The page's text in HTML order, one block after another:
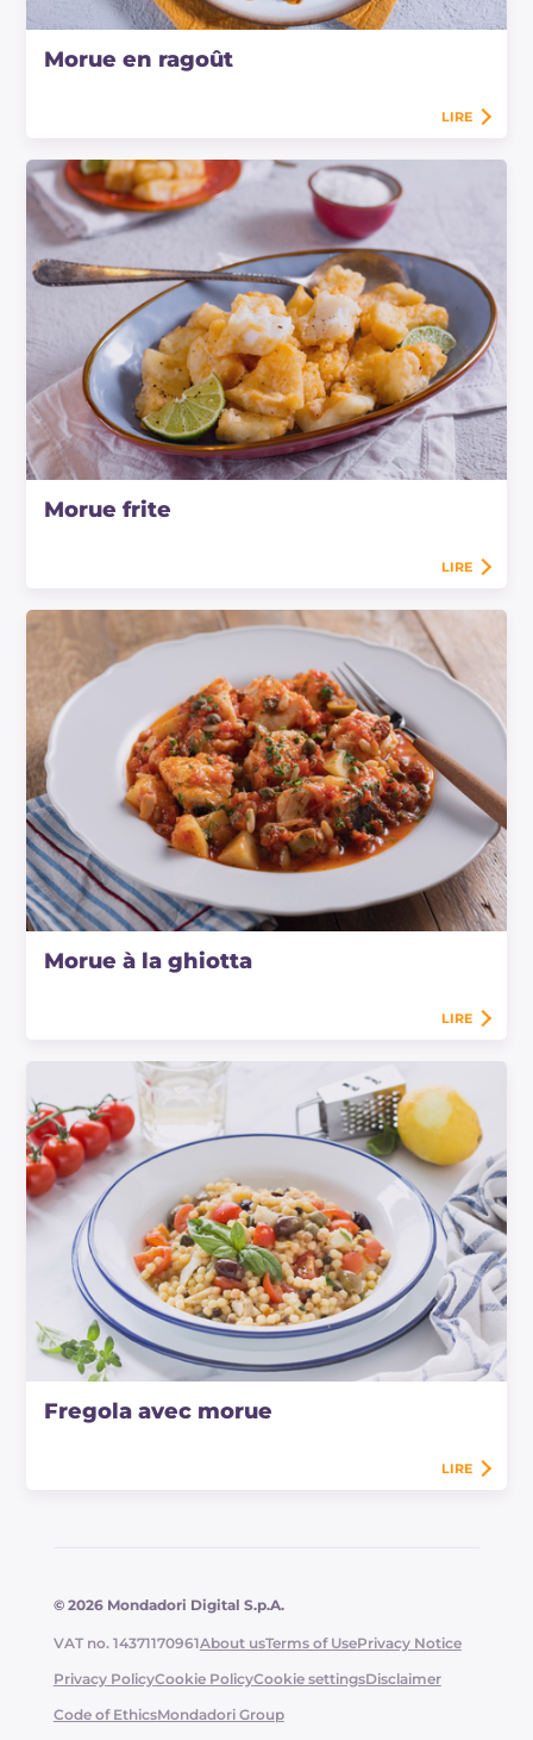
Morue en ragoût
LIRE
Morue frite
LIRE
Morue à la ghiotta
LIRE
Fregola avec morue
LIRE
© 2026 Mondadori Digital S.p.A.
VAT no. 14371170961About usTerms of UsePrivacy Notice
Privacy PolicyCookie PolicyCookie settingsDisclaimer
Code of EthicsMondadori Group